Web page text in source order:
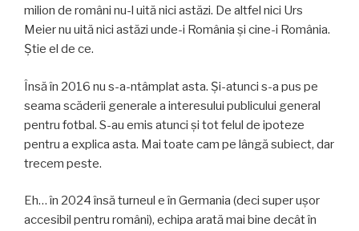
milion de români nu-l uită nici astăzi. De altfel nici Urs
Meier nu uită nici astăzi unde-i România și cine-i România.
Știe el de ce.
Însă în 2016 nu s-a-ntâmplat asta. Și-atunci s-a pus pe
seama scăderii generale a interesului publicului general
pentru fotbal. S-au emis atunci și tot felul de ipoteze
pentru a explica asta. Mai toate cam pe lângă subiect, dar
trecem peste.
Eh… în 2024 însă turneul e în Germania (deci super ușor
accesibil pentru români), echipa arată mai bine decât în